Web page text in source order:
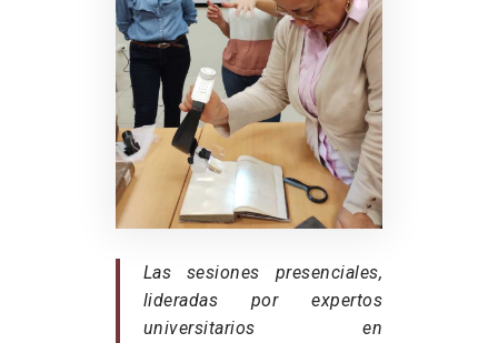
Las sesiones presenciales,
lideradas por expertos
universitarios en